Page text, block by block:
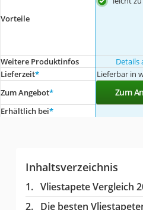
Vorteile
Weitere Produktinfos Details
Lieferzeit* Lieferbar in
Zum Angebot* Zum
Erhältlich bei*
Inhaltsverzeichnis
Vliestapete Vergleich
Die besten